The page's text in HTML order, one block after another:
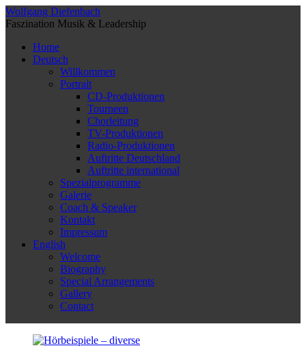
Wolfgang Diefenbach
Faszination Musik & Leadership
Home
Deutsch
Willkommen
Portrait
CD-Produktionen
Tourneen
Chorleitung
TV-Produktionen
Radio-Produktionen
Auftritte Deutschland
Auftritte international
Spezialprogramme
Galerie
Coach & Speaker
Kontakt
Impressum
English
Welcome
Biography
Special Arrangements
Gallery
Contact